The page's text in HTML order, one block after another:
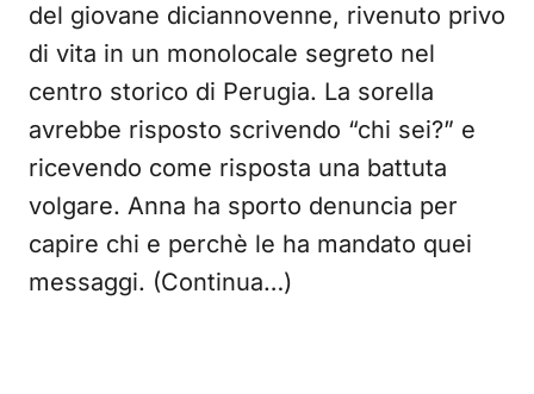
del giovane diciannovenne, rivenuto privo
di vita in un monolocale segreto nel
centro storico di Perugia. La sorella
avrebbe risposto scrivendo “chi sei?” e
ricevendo come risposta una battuta
volgare. Anna ha sporto denuncia per
capire chi e perchè le ha mandato quei
messaggi. (Continua…)